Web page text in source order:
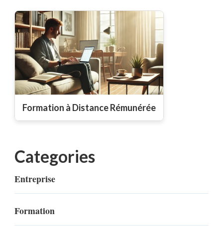
Formation à Distance Rémunérée
Categories
Entreprise
Formation